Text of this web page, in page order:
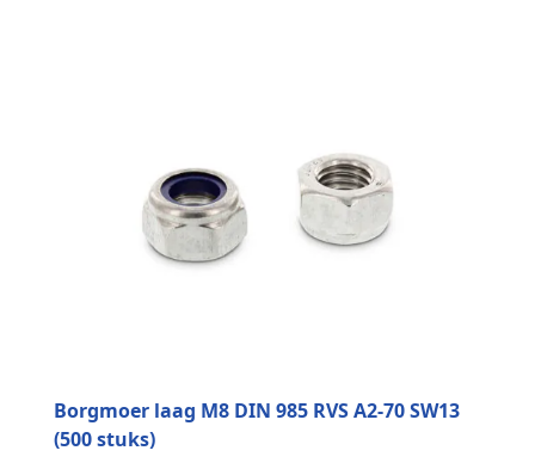
Borgmoer laag M8 DIN 985 RVS A2-70 SW13
(500 stuks)